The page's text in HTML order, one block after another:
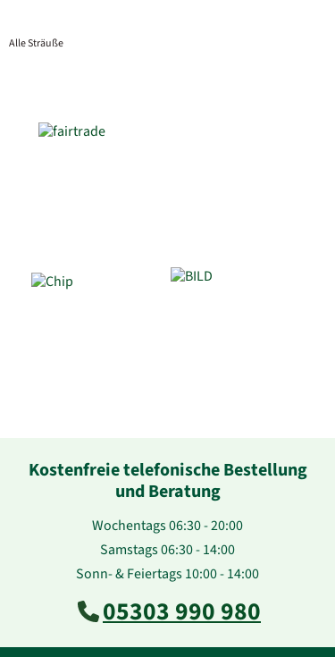
Alle Sträuße
Kostenfreie telefonische Bestellung
und Beratung
Wochentags 06:30 - 20:00
Samstags 06:30 - 14:00
Sonn- & Feiertags 10:00 - 14:00
05303 990 980